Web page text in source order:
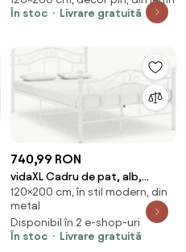
În stoc
Livrare gratuită
740,99 RON
vidaXL Cadru de pat, alb,
120x200 cm, metal
120×200 cm, în stil modern, din
metal
Disponibil în 2 e-shop-uri
În stoc
Livrare gratuită